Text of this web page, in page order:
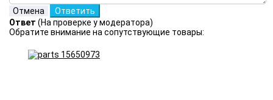
Ответ (На проверке у модератора)
Обратите внимание на сопутствующие товары: